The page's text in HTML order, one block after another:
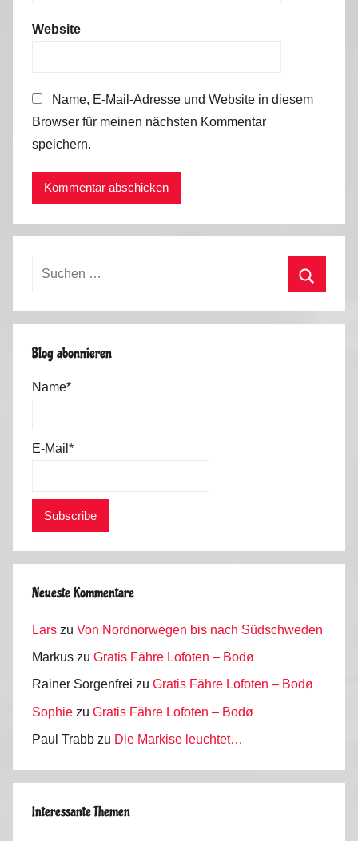
Website
Name, E-Mail-Adresse und Website in diesem
Browser für meinen nächsten Kommentar
speichern.
Suchen
Blog abonnieren
Name*
E-Mail*
Neueste Kommentare
Lars zu Von Nordnorwegen bis nach Südschweden
Markus zu Gratis Fähre Lofoten – Bodø
Rainer Sorgenfrei zu Gratis Fähre Lofoten – Bodø
Sophie zu Gratis Fähre Lofoten – Bodø
Paul Trabb zu Die Markise leuchtet…
Interessante Themen